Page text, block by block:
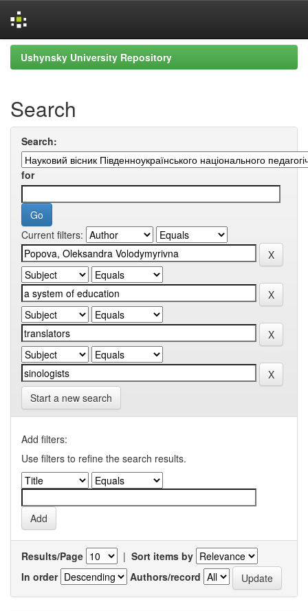
Skip
navigation
Ushynsky University Repository
Search
Search:
for
Current filters:
Start a new search
Add filters:
Use filters to refine the search results.
Results/Page | Sort items by
In order
Authors/record